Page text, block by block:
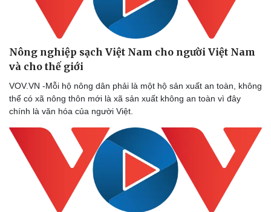
Nông nghiệp sạch Việt Nam cho người Việt Nam
và cho thế giới
VOV.VN -Mỗi hộ nông dân phải là một hộ sản xuất an toàn, không
thể có xã nông thôn mới là xã sản xuất không an toàn vì đây
chính là văn hóa của người Việt.